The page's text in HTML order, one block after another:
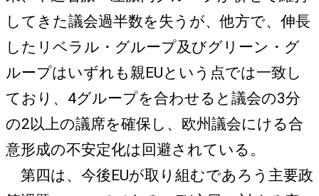
してきた議会過半数を失うが、他方で、伸長
したリベラル・グループ及びグリーン・グ
ループはいずれも親EUという点では一致し
ており、4グループを合わせると議会の3分
の2以上の議席を確保し、欧州議会にける合
意形成の不安定化は回避されている。
第四は、今後EUが取り組むであろう主要政